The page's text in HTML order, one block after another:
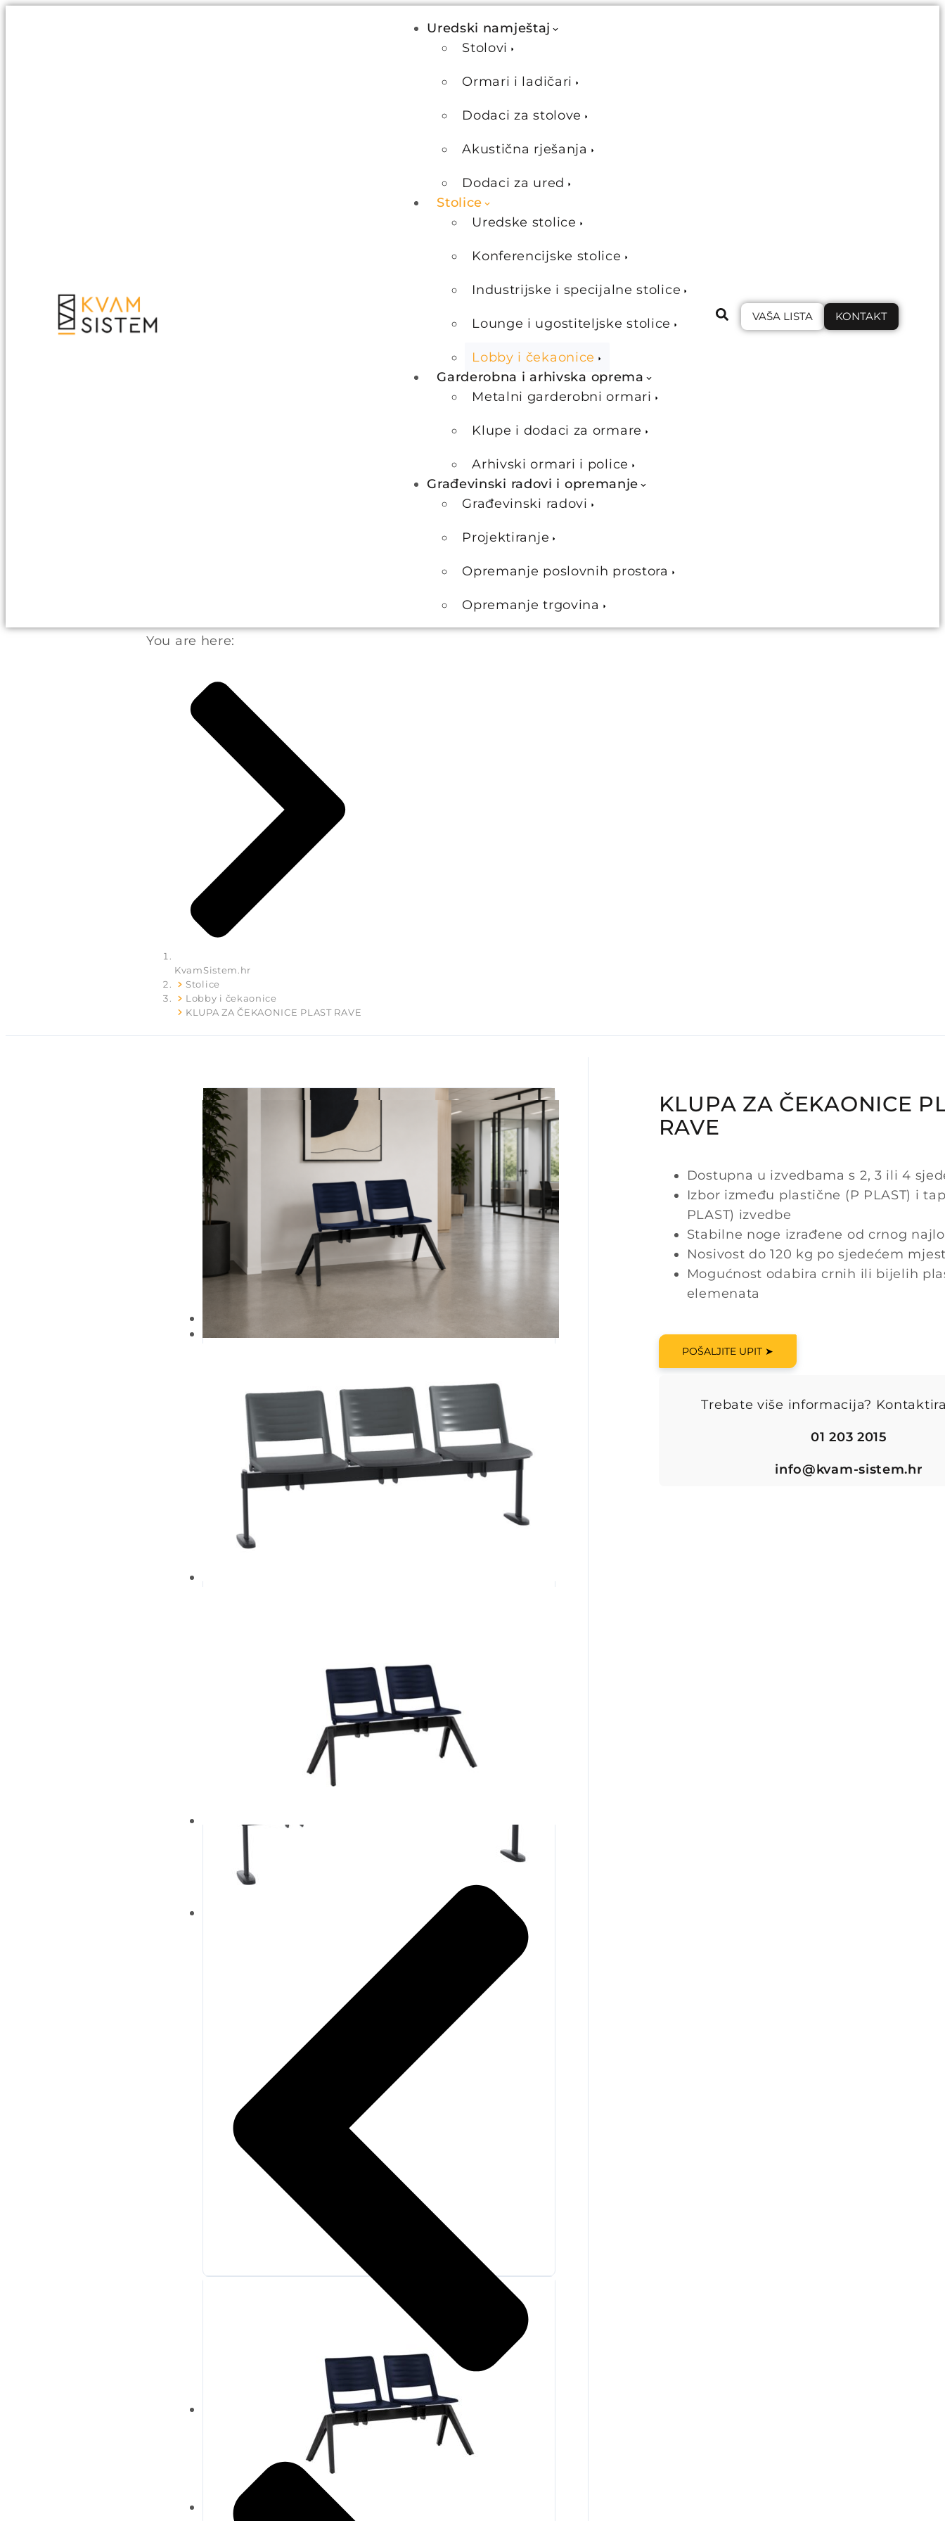
Uredski namještaj
Stolovi
Ormari i ladičari
Dodaci za stolove
Akustična rješanja
Dodaci za ured
Stolice
Uredske stolice
Konferencijske stolice
Industrijske i specijalne stolice
Lounge i ugostiteljske stolice
Lobby i čekaonice
Garderobna i arhivska oprema
Metalni garderobni ormari
Klupe i dodaci za ormare
Arhivski ormari i police
Građevinski radovi i opremanje
Građevinski radovi
Projektiranje
Opremanje poslovnih prostora
Opremanje trgovina
VAŠA LISTA KONTAKT
You are here:
KvamSistem.hr
Stolice
Lobby i čekaonice
KLUPA ZA ČEKAONICE PLAST RAVE
KLUPA ZA ČEKAONICE
RAVE
Dostupna u izvedbama s 2, 3 ili 4
Izbor između plastične (P PLAST) i
PLAST) izvedbe
Stabilne noge izrađene od crnog
Nosivost do 120 kg po sjedećem
Mogućnost odabira crnih ili bijelih
elemenata
POŠALJITE UPIT ➤
Trebate više informacija?
01 203 2015
info@kvam-sistem.hr